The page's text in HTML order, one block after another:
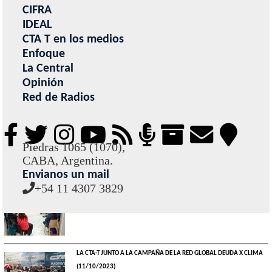
MATÍAS DELGADO
SANTA CRUZ - REPUDIO A LA DETENCIÓN DE LA SECRETARIA GENERAL
ANTIIMPERIALISTA
SANTA CRUZ - REPUDIO A LA DESTRUCCIÓN DEL MONUMENTO
HISTÓRICO A OSVALDO BAYER
(26/03/2025)
MAURICIO MACRI
ENTRE RÍOS - LA CTA SE REUNIÓ PARA PLANIFICAR LA CAMPAÑA EN
LA CTA-T JUNTO A LA CAMPAÑA DE LA RED GLOBAL DEUDA X CLIMA
(11/10/2023)
CIFRA
IDEAL
CTA T en los medios
Enfoque
La Central
Opinión
Red de Radios
Piedras 1065 (1070),
CABA, Argentina.
Envianos un mail
+54 11 4307 3829